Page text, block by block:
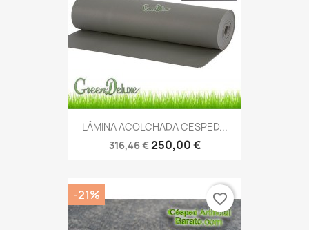
LÁMINA ACOLCHADA CESPED...
316,46 €250,00 €
-21% favorite_border